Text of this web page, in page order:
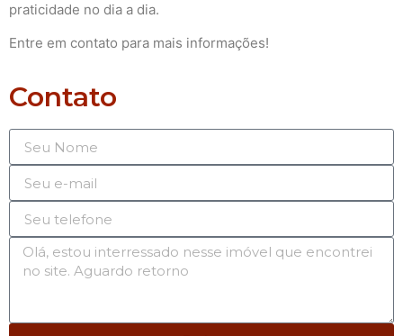
praticidade no dia a dia.
Entre em contato para mais informações!
Contato